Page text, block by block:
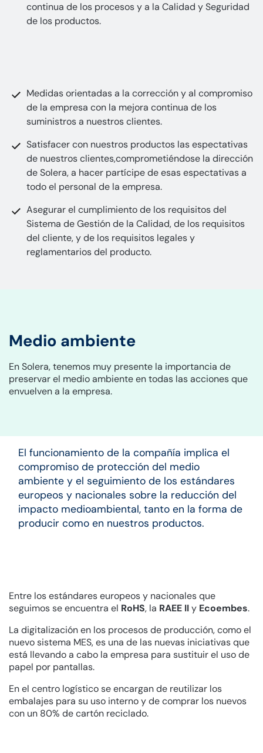
continua de los procesos y a la Calidad y Seguridad
de los productos.
Medidas orientadas a la corrección y al compromiso
de la empresa con la mejora continua de los
suministros a nuestros clientes.
Satisfacer con nuestros productos las espectativas
de nuestros clientes,comprometiéndose la dirección
de Solera, a hacer partícipe de esas espectativas a
todo el personal de la empresa.
Asegurar el cumplimiento de los requisitos del
Sistema de Gestión de la Calidad, de los requisitos
del cliente, y de los requisitos legales y
reglamentarios del producto.
Medio ambiente
En Solera, tenemos muy presente la importancia de
preservar el medio ambiente en todas las acciones que
envuelven a la empresa.
El funcionamiento de la compañía implica el
compromiso de protección del medio
ambiente y el seguimiento de los estándares
europeos y nacionales sobre la reducción del
impacto medioambiental, tanto en la forma de
producir como en nuestros productos.
Entre los estándares europeos y nacionales que
seguimos se encuentra el RoHS, la RAEE IIy Ecoembes.
La digitalización en los procesos de producción, como el
nuevo sistema MES, es una de las nuevas iniciativas que
está llevando a cabo la empresa para sustituir el uso de
papel por pantallas.
En el centro logístico se encargan de reutilizar los
embalajes para su uso interno y de comprar los nuevos
con un 80% de cartón reciclado.